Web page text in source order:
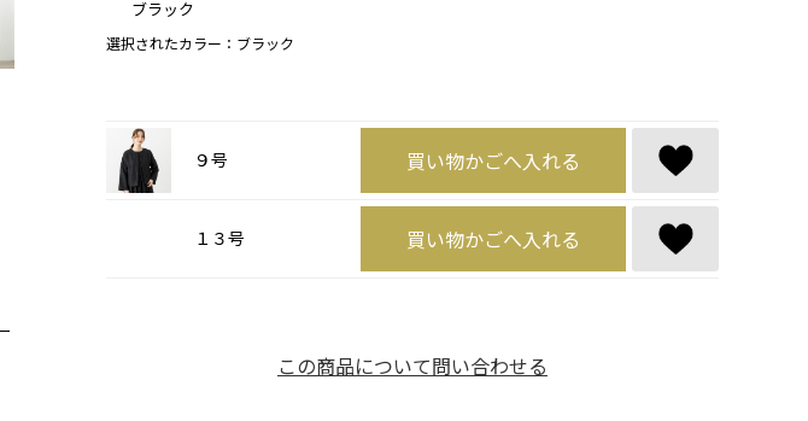
ブラック
選択されたカラー：ブラック
９号 買い物かごへ入れる
１３号 買い物かごへ入れる
この商品について問い合わせる